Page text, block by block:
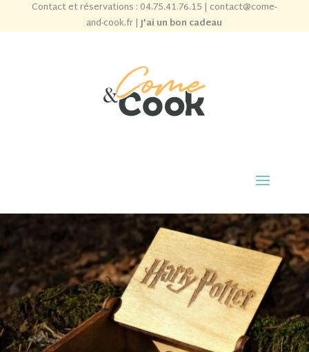
Contact et réservations : 04.75.41.76.15 | contact@come-
and-cook.fr|J’ai un bon cadeau